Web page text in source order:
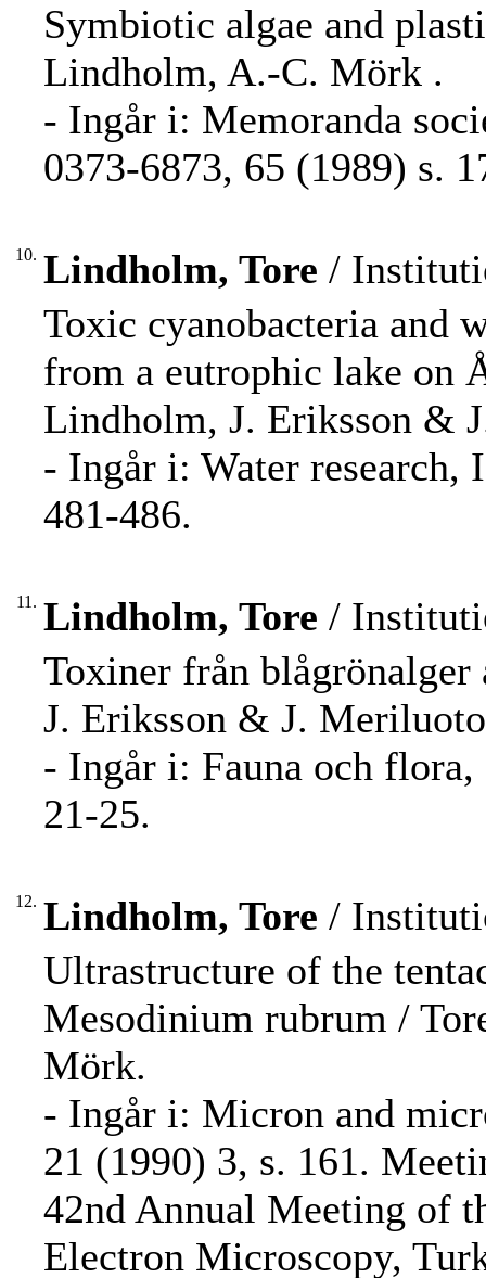
Symbiotic algae and
Lindholm, A.-C. Mörk .
- Ingår i: Memoranda
0373-6873, 65 (1989) s.
10. Lindholm, Tore /
Toxic cyanobacteria and
from a eutrophic lake on
Lindholm, J. Eriksson &
- Ingår i: Water research,
481-486.
11. Lindholm, Tore /
Toxiner från
J. Eriksson & J.
- Ingår i: Fauna och
21-25.
12. Lindholm, Tore /
Ultrastructure of the
Mesodinium rubrum /
Mörk.
- Ingår i: Micron and
21 (1990) 3, s. 161.
42nd Annual Meeting of
Electron Microscopy,